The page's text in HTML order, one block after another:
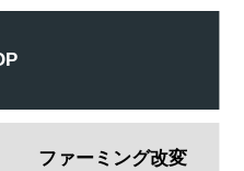
ファーミング改変